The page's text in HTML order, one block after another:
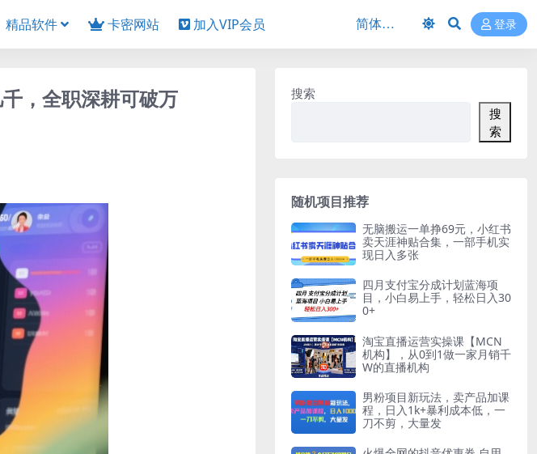
精品软件 卡密网站 加入VIP会员 登录
，全职深耕可破万
搜索
搜
索
随机项目推荐
无脑搬运一单挣69元，小红书
卖天涯神贴合集，一部手机实
现日入多张
四月支付宝分成计划蓝海项
目，小白易上手，轻松日入30
0+
淘宝直播运营实操课【MCN
机构】，从0到1做一家月销千
W的直播机构
男粉项目新玩法，卖产品加课
程，日入1k+暴利成本低，一
刀不剪，大量发